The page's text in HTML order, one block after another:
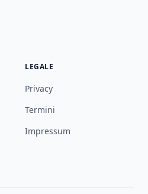
LEGALE
Privacy
Termini
Impressum